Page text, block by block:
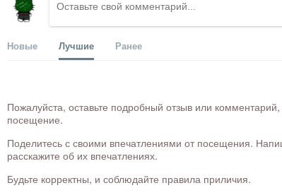
Новые Лучшие Ранее
Пожалуйста, оставьте подробный отзыв или
посещение.
Поделитесь с своими впечатлениями от посещения.
расскажите об их впечатлениях.
Будьте корректны, и соблюдайте правила приличия.